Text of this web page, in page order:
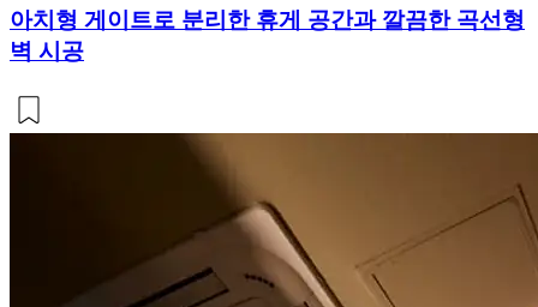
아치형 게이트로 분리한 휴게 공간과 깔끔한 곡선형
벽 시공